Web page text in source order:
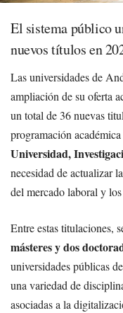
El sistema público
nuevos títulos en
Las universidades de
ampliación de su oferta
un total de 36 nuevas
programación
Universidad,
necesidad de actualizar
del mercado laboral y
Entre estas titulaciones,
másteres y dos
universidades públicas
una variedad de
asociadas a la